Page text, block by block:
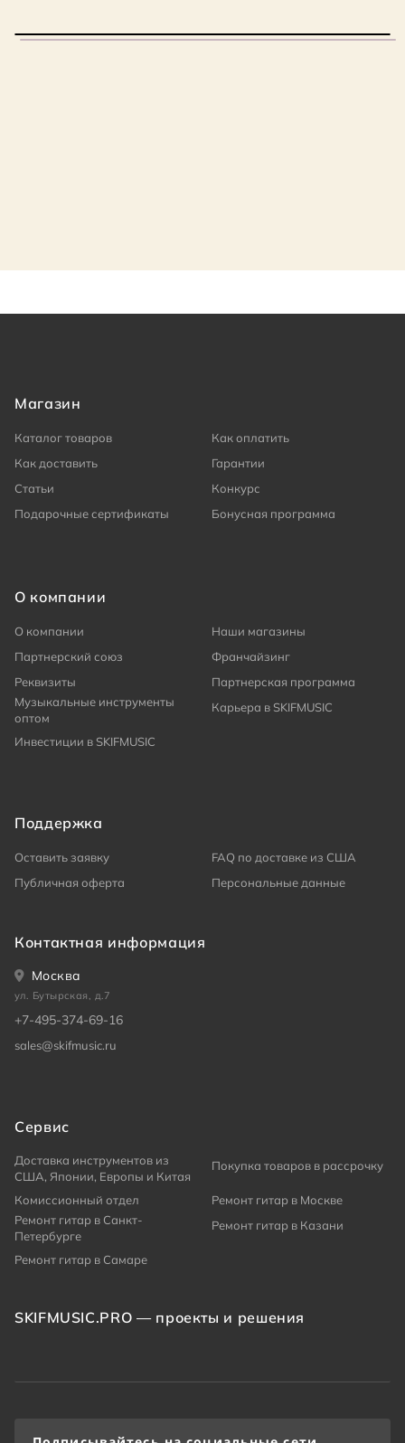
Магазин
Каталог товаров
Как оплатить
Как доставить
Гарантии
Статьи
Конкурс
Подарочные сертификаты
Бонусная программа
О компании
О компании
Наши магазины
Партнерский союз
Франчайзинг
Реквизиты
Партнерская программа
Музыкальные инструменты
оптом
Карьера в SKIFMUSIC
Инвестиции в SKIFMUSIC
Поддержка
Оставить заявку
FAQ по доставке из США
Публичная оферта
Персональные данные
Контактная информация
Москва
ул. Бутырская, д.7
+7-495-374-69-16
sales@skifmusic.ru
Сервис
Доставка инструментов из
США, Японии, Европы и Китая
Покупка товаров в рассрочку
Комиссионный отдел
Ремонт гитар в Москве
Ремонт гитар в Санкт-
Петербурге
Ремонт гитар в Казани
Ремонт гитар в Самаре
SKIFMUSIC.PRO — проекты и решения